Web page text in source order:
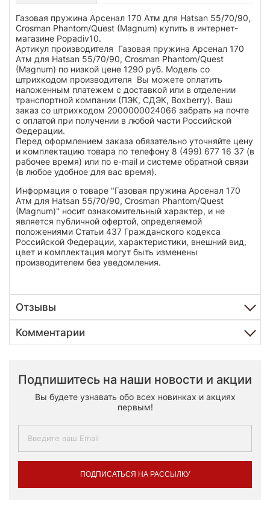
Газовая пружина Арсенал 170 Атм для Hatsan 55/70/90,
Crosman Phantom/Quest (Magnum) купить в интернет-
магазине Popadiv10.
Артикул производителя Газовая пружина Арсенал 170
Атм для Hatsan 55/70/90, Crosman Phantom/Quest
(Magnum) по низкой цене 1290 руб. Модель со
штрихкодом производителя Вы можете оплатить
наложенным платежем с доставкой или в отделении
транспортной компании (ПЭК, СДЭК, Boxberry). Ваш
заказ со штрихкодом 2000000024066 забрать на почте
с оплатой при получении в любой части Российской
Федерации.
Перед оформлением заказа обязательно уточняйте цену
и комплектацию товара по телефону 8 (499) 677 16 37 (в
рабочее время) или по e-mail и системе обратной связи
(в любое удобное для вас время).
Информация о товаре "Газовая пружина Арсенал 170
Атм для Hatsan 55/70/90, Crosman Phantom/Quest
(Magnum)" носит ознакомительный характер, и не
является публичной офертой, определяемой
положениями Статьи 437 Гражданского кодекса
Российской Федерации, характеристики, внешний вид,
цвет и комплектация могут быть изменены
производителем без уведомления.
Отзывы
Комментарии
Подпишитесь на наши новости и акции
Вы будете узнавать обо всех новинках и акциях
первым!
ПОДПИСАТЬСЯ НА РАССЫЛКУ